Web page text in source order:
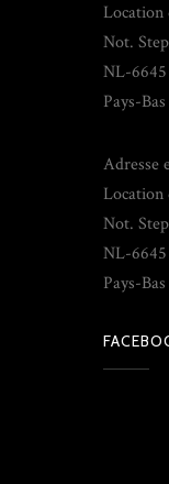
Location
Not.
NL-
Pays-Bas
Adresse
Not.
NL-
Pays-Bas